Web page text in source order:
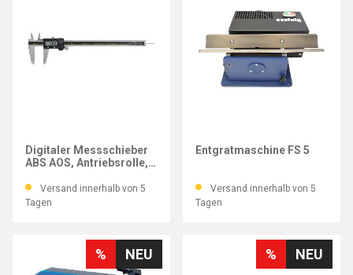
Digitaler Messschieber
ABS AOS, Antriebsrolle,
mmVersand innerhalb von 5
Tagen
Entgratmaschine FS 5
Versand innerhalb von 5
Tagen
NEU
% NEU
%